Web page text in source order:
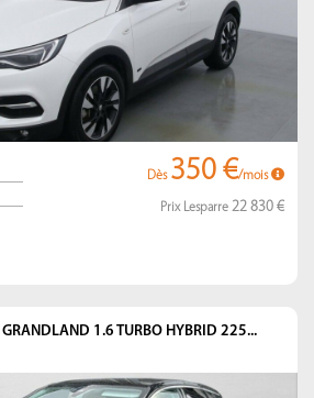
Dès 350 €/mois
Prix Lesparre 22 830 €
GRANDLAND 1.6 TURBO HYBRID 225...